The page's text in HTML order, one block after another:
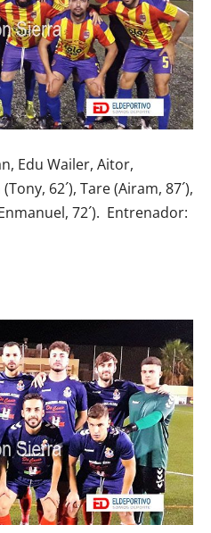
Edu Wailer, Aitor,
62´), Tare (Airam, 87´),
72´). Entrenador: